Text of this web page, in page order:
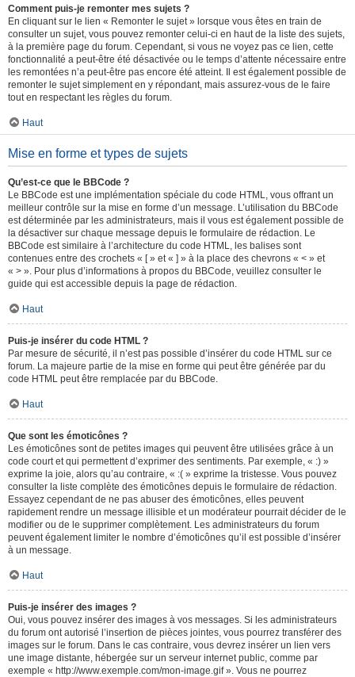
Comment puis-je remonter mes sujets ?
En cliquant sur le lien « Remonter le sujet » lorsque vous êtes en train de
consulter un sujet, vous pouvez remonter celui-ci en haut de la liste des sujets,
à la première page du forum. Cependant, si vous ne voyez pas ce lien, cette
fonctionnalité a peut-être été désactivée ou le temps d’attente nécessaire entre
les remontées n’a peut-être pas encore été atteint. Il est également possible de
remonter le sujet simplement en y répondant, mais assurez-vous de le faire
tout en respectant les règles du forum.
Haut
Mise en forme et types de sujets
Qu’est-ce que le BBCode ?
Le BBCode est une implémentation spéciale du code HTML, vous offrant un
meilleur contrôle sur la mise en forme d’un message. L’utilisation du BBCode
est déterminée par les administrateurs, mais il vous est également possible de
la désactiver sur chaque message depuis le formulaire de rédaction. Le
BBCode est similaire à l’architecture du code HTML, les balises sont
contenues entre des crochets « [ » et « ] » à la place des chevrons « < » et
« > ». Pour plus d’informations à propos du BBCode, veuillez consulter le
guide qui est accessible depuis la page de rédaction.
Haut
Puis-je insérer du code HTML ?
Par mesure de sécurité, il n’est pas possible d’insérer du code HTML sur ce
forum. La majeure partie de la mise en forme qui peut être générée par du
code HTML peut être remplacée par du BBCode.
Haut
Que sont les émoticônes ?
Les émoticônes sont de petites images qui peuvent être utilisées grâce à un
code court et qui permettent d’exprimer des sentiments. Par exemple, « :) »
exprime la joie, alors qu’au contraire, « :( » exprime la tristesse. Vous pouvez
consulter la liste complète des émoticônes depuis le formulaire de rédaction.
Essayez cependant de ne pas abuser des émoticônes, elles peuvent
rapidement rendre un message illisible et un modérateur pourrait décider de le
modifier ou de le supprimer complètement. Les administrateurs du forum
peuvent également limiter le nombre d’émoticônes qu’il est possible d’insérer
à un message.
Haut
Puis-je insérer des images ?
Oui, vous pouvez insérer des images à vos messages. Si les administrateurs
du forum ont autorisé l’insertion de pièces jointes, vous pourrez transférer des
images sur le forum. Dans le cas contraire, vous devrez insérer un lien vers
une image distante, hébergée sur un serveur internet public, comme par
exemple « http://www.exemple.com/mon-image.gif ». Vous ne pourrez